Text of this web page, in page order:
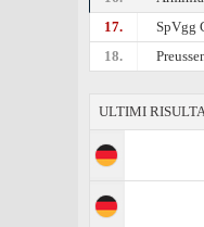
17.
SpVgg
18.
ULTIMI